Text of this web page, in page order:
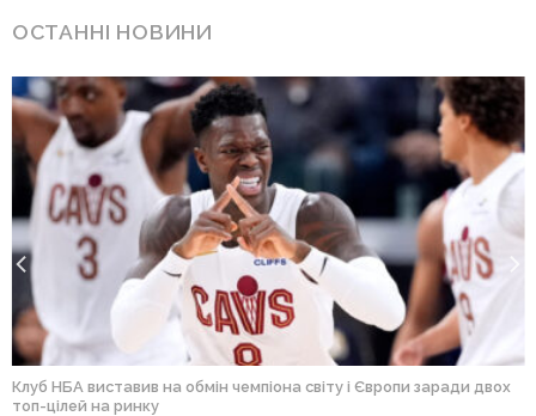
ОСТАННІ НОВИНИ
“Голден Стейт” готовий пожертвувати наступним сезоном НБА і
вважає його “перехідним”